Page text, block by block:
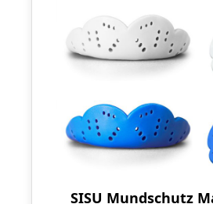
SISU Mundschutz